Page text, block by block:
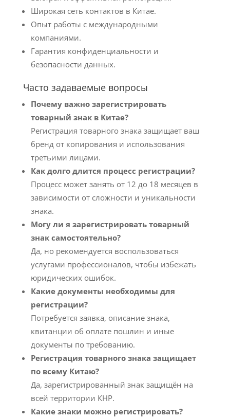
Широкая сеть контактов в Китае.
Опыт работы с международными
компаниями.
Гарантия конфиденциальности и
безопасности данных.
Часто задаваемые вопросы
Почему важно зарегистрировать
товарный знак в Китае?
Регистрация товарного знака защищает ваш
бренд от копирования и использования
третьими лицами.
Как долго длится процесс регистрации?
Процесс может занять от 12 до 18 месяцев в
зависимости от сложности и уникальности
знака.
Могу ли я зарегистрировать товарный
знак самостоятельно?
Да, но рекомендуется воспользоваться
услугами профессионалов, чтобы избежать
юридических ошибок.
Какие документы необходимы для
регистрации?
Потребуется заявка, описание знака,
квитанции об оплате пошлин и иные
документы по требованию.
Регистрация товарного знака защищает
по всему Китаю?
Да, зарегистрированный знак защищён на
всей территории КНР.
Какие знаки можно регистрировать?